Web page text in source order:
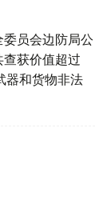
委员会边防局公
获价值超过
器和货物非法